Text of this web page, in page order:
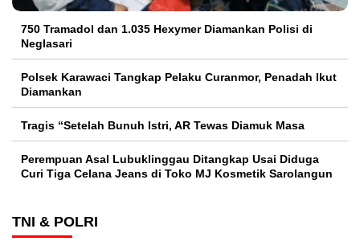
750 Tramadol dan 1.035 Hexymer Diamankan Polisi di
Neglasari
Polsek Karawaci Tangkap Pelaku Curanmor, Penadah Ikut
Diamankan
Tragis “Setelah Bunuh Istri, AR Tewas Diamuk Masa
Perempuan Asal Lubuklinggau Ditangkap Usai Diduga
Curi Tiga Celana Jeans di Toko MJ Kosmetik Sarolangun
TNI & POLRI